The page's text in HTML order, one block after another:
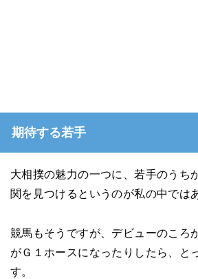
期待する若手
大相撲の魅力の一つに、若手のうち
関を見つけるというのが私の中では
競馬もそうですが、デビューのころ
がＧ１ホースになったりしたら、と
す。